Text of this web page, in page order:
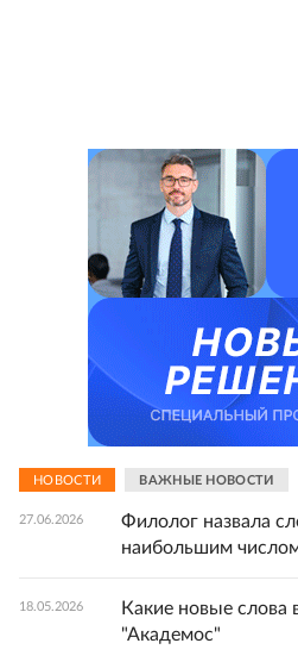
НОВОСТИ ВАЖНЫЕ НОВОСТИ
27.06.2026
Филолог назвала
наибольшим
18.05.2026
Какие новые слова
"Академос"